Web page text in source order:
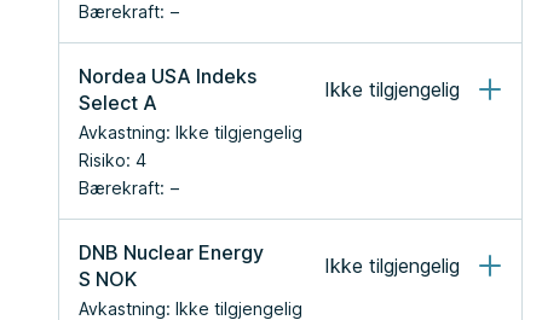
Bærekraft:
Nordea USA Indeks
Select A
Avkastning: Ikke tilgjengelig
Risiko: 4
Bærekraft:
Ikke tilgjengelig
DNB Nuclear Energy
S NOK
Avkastning: Ikke tilgjengelig
Ikke tilgjengelig